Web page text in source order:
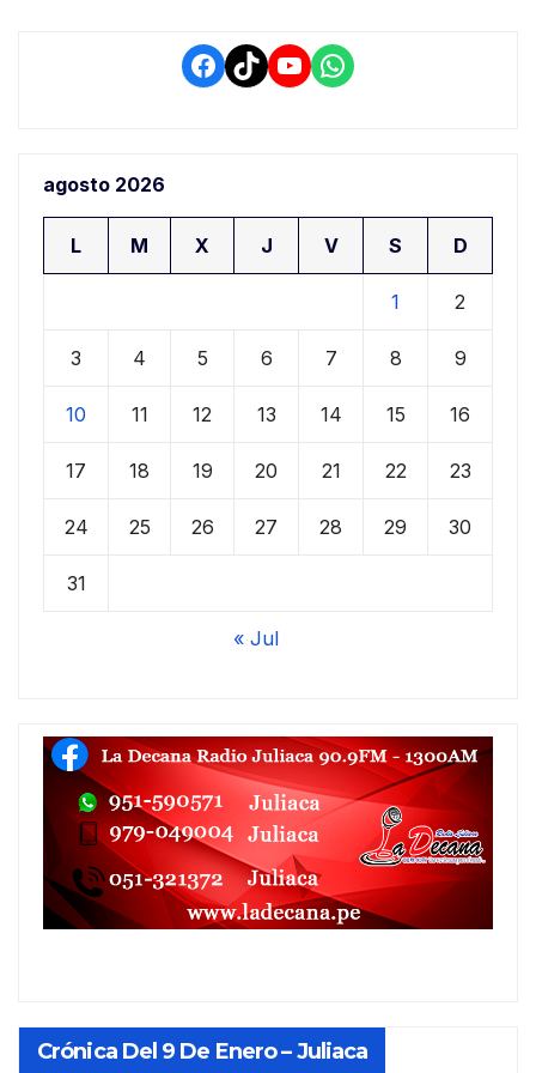
Facebook
TikTokYouTube
WhatsApp
agosto 2026
L M X J V S D
1 2
3 4 5 6 7 8 9
10 11 12 13 14 15 16
17 18 19 20 21 22 23
24 25 26 27 28 29 30
31
« Jul
Crónica Del 9 De Enero – Juliaca